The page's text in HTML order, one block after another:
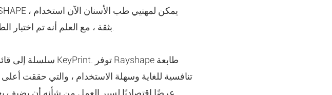
تنافسية للغاية وسهلة الاستخدام ، والتي حققت